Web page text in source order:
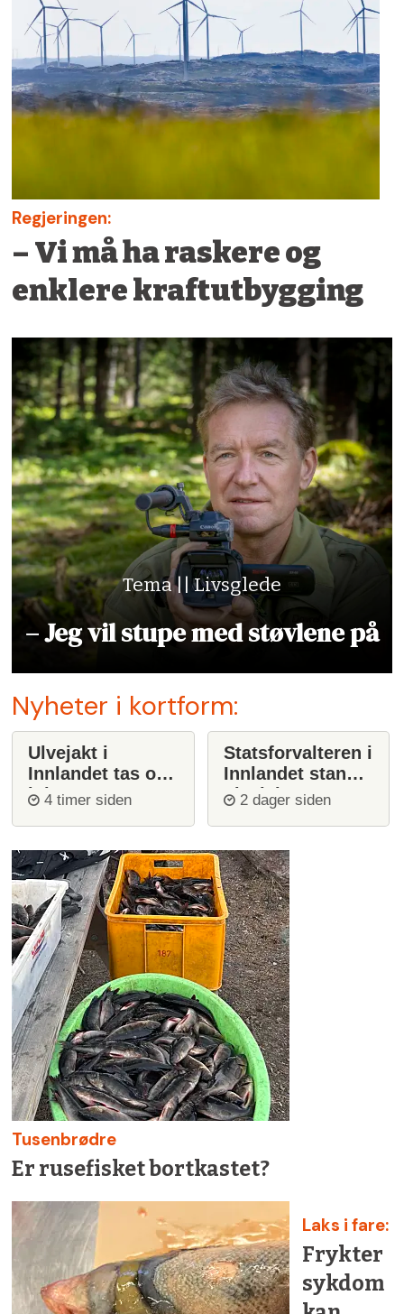
Regjeringen:
– Vi må ha raskere og
enklere kraftutbygging
Tema || Livsglede
– Jeg vil stupe med støvlene på
Nyheter i kortform:
Ulvejakt i
Innlandet tas opp
igjen
4 timer siden
Statsforvalteren i
Innlandet stanser
ulvejakt
2 dager siden
Tusenbrødre
Er rusefisket bortkastet?
Laks i fare:
Frykter
sykdom